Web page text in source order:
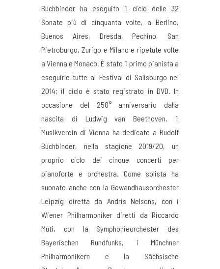
Buchbinder ha eseguito il ciclo delle 32
Sonate più di cinquanta volte, a Berlino,
Buenos Aires, Dresda, Pechino, San
Pietroburgo, Zurigo e Milano e ripetute volte
a Vienna e Monaco. È stato il primo pianista a
eseguirle tutte al Festival di Salisburgo nel
2014; il ciclo è stato registrato in DVD. In
occasione del 250° anniversario dalla
nascita di Ludwig van Beethoven, il
Musikverein di Vienna ha dedicato a Rudolf
Buchbinder, nella stagione 2019/20, un
proprio ciclo dei cinque concerti per
pianoforte e orchestra. Come solista ha
suonato anche con la Gewandhausorchester
Leipzig diretta da Andris Nelsons, con i
Wiener Philharmoniker diretti da Riccardo
Muti, con la Symphonieorchester des
Bayerischen Rundfunks, i Münchner
Philharmonikern e la Sächsische